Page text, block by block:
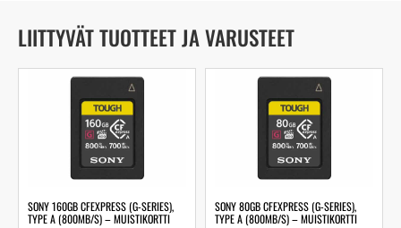
LIITTYVÄT TUOTTEET JA VARUSTEET
SONY 160GB CFEXPRESS (G-SERIES),
TYPE A (800MB/S) – MUISTIKORTTI
SONY 80GB CFEXPRESS (G-SERIES),
TYPE A (800MB/S) – MUISTIKORTTI